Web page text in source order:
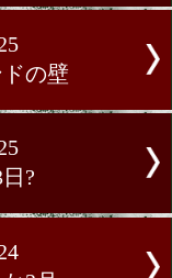
は2月か
次戦は11/26